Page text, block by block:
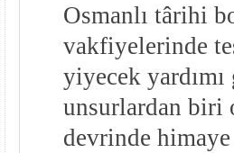
Osmanlı târihi
vakfiyelerinde
yiyecek
unsurlardan biri
devrinde